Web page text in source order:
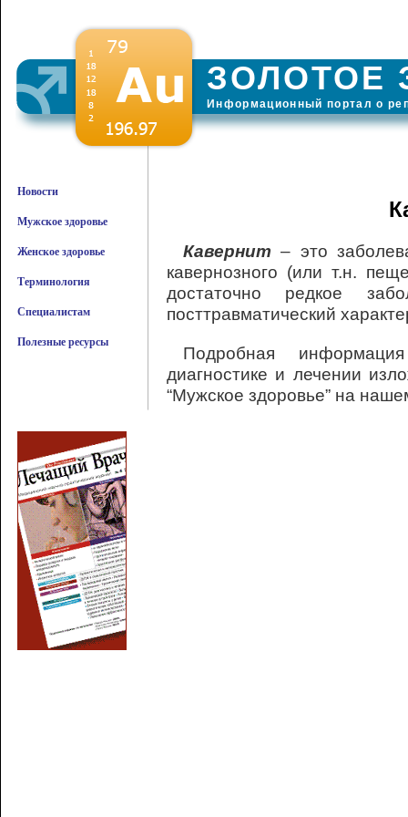
ЗОЛОТОЕ
Информационный портал о
Новости
Мужское здоровье
Женское здоровье
Терминология
Специалистам
Полезные ресурсы
Кавернит – это
кавернозного (или т.н.
достаточно редкое
посттравматический
Подробная
диагностике и лечении
“Мужское здоровье” на